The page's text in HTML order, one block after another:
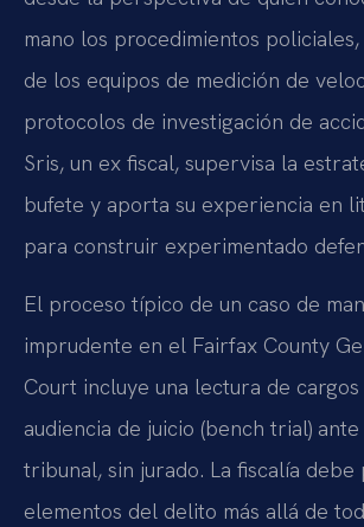
mano los procedimientos
de los equipos de medición de
protocolos de investigación de
Sris, un ex fiscal, supervisa la
bufete y aporta su experiencia en
para construir experimentado
El proceso típico de un caso de
imprudente en el Fairfax County
Court incluye una lectura de
audiencia de juicio (bench trial)
tribunal, sin jurado. La fiscalía
elementos del delito más allá de